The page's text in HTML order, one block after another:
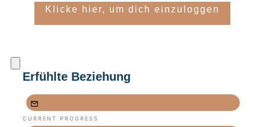
Klicke hier, um dich einzuloggen
Erfühlte Beziehung
CURRENT PROGRESS